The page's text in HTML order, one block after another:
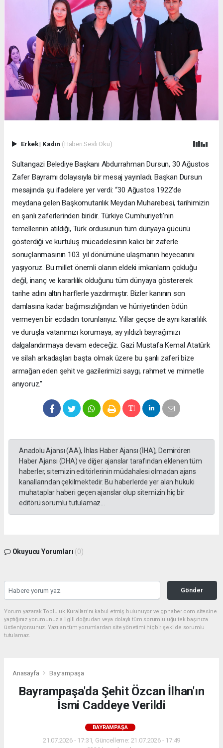
Erkek| Kadın (Haberi Sesli Oku)
Sultangazi Belediye Başkanı Abdurrahman Dursun, 30 Ağustos
Zafer Bayramı dolayısıyla bir mesaj yayınladı. Başkan Dursun
mesajında şu ifadelere yer verdi: “30 Ağustos 1922’de
meydana gelen Başkomutanlık Meydan Muharebesi, tarihimizin
en şanlı zaferlerinden biridir. Türkiye Cumhuriyeti’nin
temellerinin atıldığı, Türk ordusunun tüm dünyaya gücünü
gösterdiği ve kurtuluş mücadelesinin kalıcı bir zaferle
sonuçlanmasının 103. yıl dönümüne ulaşmanın heyecanını
yaşıyoruz. Bu millet önemli olanın eldeki imkanların çokluğu
değil, inanç ve kararlılık olduğunu tüm dünyaya göstererek
tarihe adını altın harflerle yazdırmıştır. Bizler kanının son
damlasına kadar bağımsızlığından ve hürriyetinden ödün
vermeyen bir ecdadın torunlarıyız. Yıllar geçse de aynı kararlılık
ve duruşla vatanımızı korumaya, ay yıldızlı bayrağımızı
dalgalandırmaya devam edeceğiz. Gazi Mustafa Kemal Atatürk
ve silah arkadaşları başta olmak üzere bu şanlı zaferi bize
armağan eden şehit ve gazilerimizi saygı, rahmet ve minnetle
anıyoruz.”
Anadolu Ajansı (AA), İhlas Haber Ajansı (İHA), Demirören
Haber Ajansı (DHA) ve diğer ajanslar tarafından eklenen tüm
haberler, sitemizin editörlerinin müdahalesi olmadan ajans
kanallarından çekilmektedir. Bu haberlerde yer alan hukuki
muhataplar haberi geçen ajanslar olup sitemizin hiç bir
editörü sorumlu tutulamaz...
Okuyucu Yorumları (0)
Gönder
Yorum yazarak Topluluk Kuralları’nı kabul etmiş bulunuyor ve gphaber.com sitesine
yaptığınız yorumunuzla ilgili doğrudan veya dolaylı tüm sorumluluğu tek başınıza
üstleniyorsunuz. Yazılan tüm yorumlardan site yönetimi hiçbir şekilde sorumlu
tutulamaz.
Anasayfa Bayrampaşa
Bayrampaşa'da Şehit Özcan İlhan'ın
İsmi Caddeye Verildi
BAYRAMPAŞA
21.07.2026 - 17:31, Güncelleme: 21.07.2026 - 17:49